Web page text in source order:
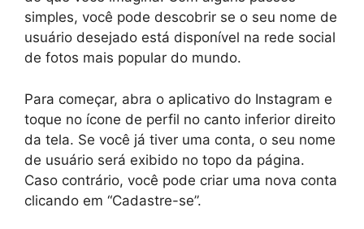
simples, você pode descobrir se o seu nome de
usuário desejado está disponível na rede social
de fotos mais popular do mundo.
Para começar, abra o aplicativo do Instagram e
toque no ícone de perfil no canto inferior direito
da tela. Se você já tiver uma conta, o seu nome
de usuário será exibido no topo da página.
Caso contrário, você pode criar uma nova conta
clicando em “Cadastre-se”.